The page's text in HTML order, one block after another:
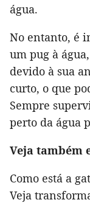
água.
No entanto, é
um pug à
devido à sua
curto, o que
Sempre
perto da água
Veja também
Como está a
Veja